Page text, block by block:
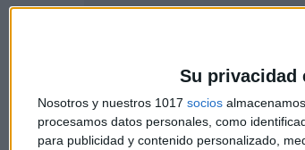
Su privacidad
Nosotros y nuestros 1017 socios
procesamos datos personales, como
para publicidad y contenido personalizado,
ENLACE AL GRUPO